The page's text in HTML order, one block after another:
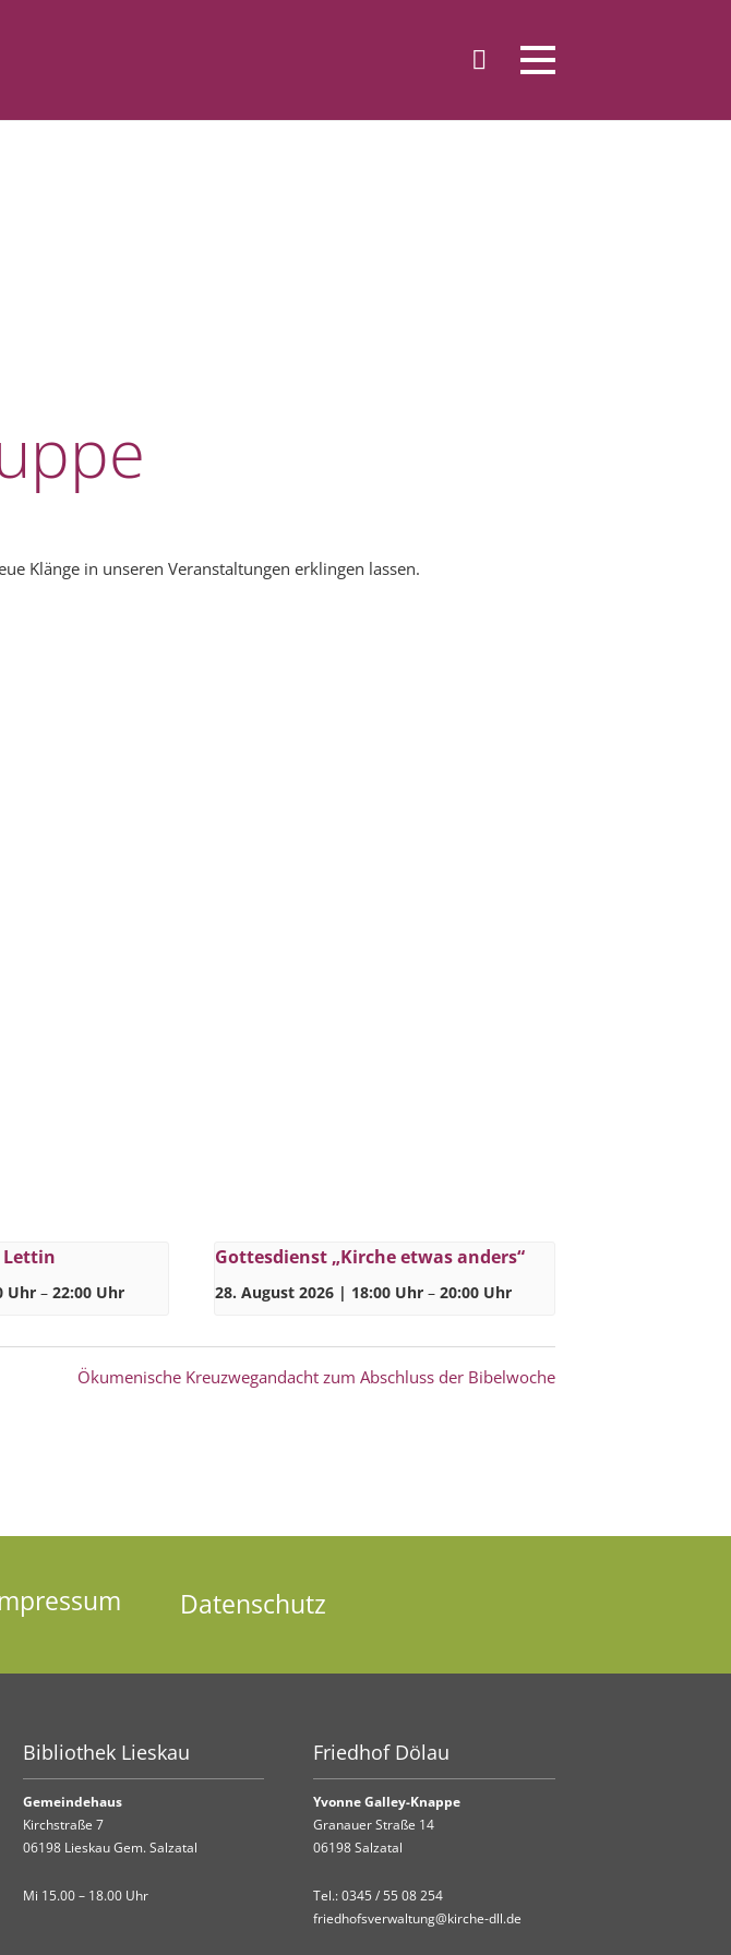
Klänge in unseren Veranstaltungen erklingen lassen.
Lettin
Uhr – 22:00 Uhr
Gottesdienst „Kirche etwas anders“
28. August 2026 | 18:00 Uhr – 20:00 Uhr
Ökumenische Kreuzwegandacht zum Abschluss der Bibelwoche
Datenschutz
Bibliothek Lieskau
Gemeindehaus
Kirchstraße 7
06198 Lieskau Gem. Salzatal
Mi 15.00 – 18.00 Uhr
Friedhof Dölau
Yvonne Galley-Knappe
Granauer Straße 14
06198 Salzatal
Tel.:0345 / 55 08 254
friedhofsverwaltung@kirche-dll.de